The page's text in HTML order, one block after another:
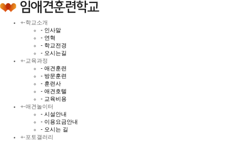
+-학교소개
- 인사말
- 연혁
- 학교전경
- 오시는길
+- 교육과정
- 애견훈련
- 방문훈련
- 훈련사
- 애견호텔
- 교육비용
+-애견놀이터
- 시설안내
- 이용요금안내
- 오시는 길
+-포토갤러리